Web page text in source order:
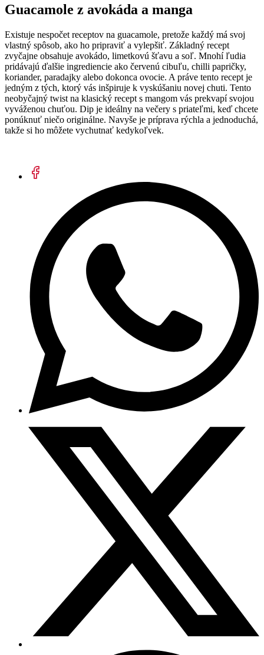
Guacamole z avokáda a manga
Existuje nespočet receptov na guacamole, pretože každý má svoj
vlastný spôsob, ako ho pripraviť a vylepšiť. Základný recept
zvyčajne obsahuje avokádo, limetkovú šťavu a soľ. Mnohí ľudia
pridávajú ďalšie ingrediencie ako červenú cibuľu, chilli papričky,
koriander, paradajky alebo dokonca ovocie. A práve tento recept je
jedným z tých, ktorý vás inšpiruje k vyskúšaniu novej chuti. Tento
neobyčajný twist na klasický recept s mangom vás prekvapí svojou
vyváženou chuťou. Dip je ideálny na večery s priateľmi, keď chcete
ponúknuť niečo originálne. Navyše je príprava rýchla a jednoduchá,
takže si ho môžete vychutnať kedykoľvek.